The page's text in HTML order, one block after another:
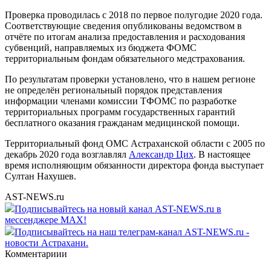
Проверка проводилась с 2018 по первое полугодие 2020 года.
Соответствующие сведения опубликованы ведомством в
отчёте по итогам анализа предоставления и расходования
субвенций, направляемых из бюджета ФОМС
территориальным фондам обязательного медстрахования.
По результатам проверки установлено, что в нашем регионе
не определён региональный порядок представления
информации членами комиссии ТФОМС по разработке
территориальных программ государственных гарантий
бесплатного оказания гражданам медицинской помощи.
Территориальный фонд ОМС Астраханской области с 2005 по
декабрь 2020 года возглавлял Александр Цих. В настоящее
время исполняющим обязанности директора фонда выступает
Султан Нахушев.
AST-NEWS.ru
Подписывайтесь на новый канал AST-NEWS.ru в
мессенджере MAX!
Подписывайтесь на наш телеграм-канал AST-NEWS.ru -
новости Астрахани.
Комментариии